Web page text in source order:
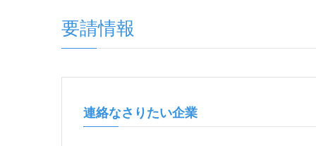
要請情報
連絡なさりたい企業